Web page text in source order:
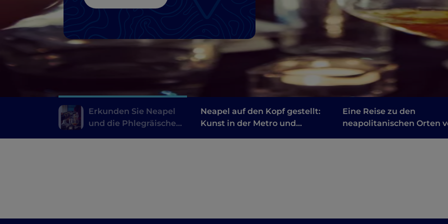
und das Meer
Erkunden Sie Neapel
und die Phlegräischen
Neapel auf den Kopf gestellt:
Kunst in der Metro und
Eine Reise zu den
neapolitanischen Orten